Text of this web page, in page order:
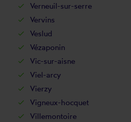
Verneuil-sur-serre
Vervins
Veslud
Vézaponin
Vic-sur-aisne
Viel-arcy
Vierzy
Vigneux-hocquet
Villemontoire